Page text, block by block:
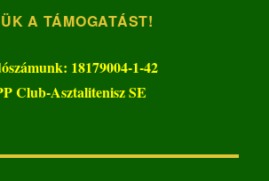
A TÁMOGATÁST!
18179004-1-42
Club-Asztalitenisz SE